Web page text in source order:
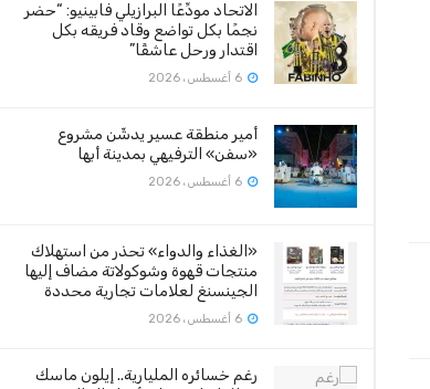
الاتحاد مودِّعًا البرازيلي فابينيو: “حضر
نجمًا بكل تواضع وقاد فريقه بكل
اقتدار ورحل عاشقًا”
أمير منطقة عسير يدشّن مشروع
«سفن» الترفيهي بمدينة أبها
«الغذاء والدواء» تحذر من استهلاك
منتجات قهوة وشوكولاتة مضاف إليها
الجينسنغ لعلامات تجارية محددة
رغم خسائره المليارية.. إيلون ماسك